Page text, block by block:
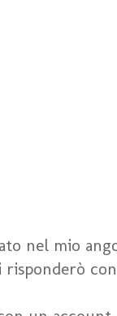
nel mio